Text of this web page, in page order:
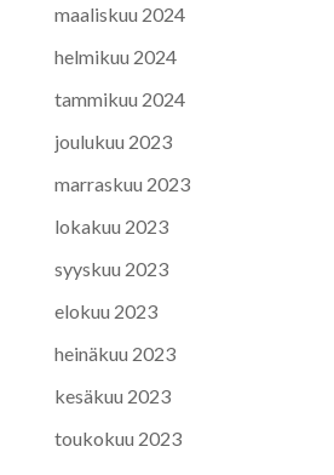
maaliskuu 2024
helmikuu 2024
tammikuu 2024
joulukuu 2023
marraskuu 2023
lokakuu 2023
syyskuu 2023
elokuu 2023
heinäkuu 2023
kesäkuu 2023
toukokuu 2023